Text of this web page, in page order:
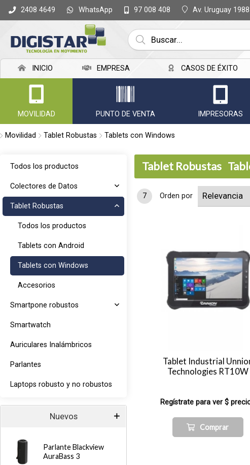
2408 4649 WhatsApp 97 008 408 Av. Uruguay 1988
INICIO EMPRESA CASOS DE ÉXITO
MOVILIDAD PUNTO DE VENTA IMPRESORAS
Movilidad Tablet Robustas Tablets con Windows
Todos los productos
Colectores de Datos
Tablet Robustas
Todos los productos
Tablets con Android
Tablets con Windows
Accesorios
Smartpone robustos
Smartwatch
Auriculares Inalámbricos
Parlantes
Laptops robusto y no robustos
Nuevos
Parlante Blackview
AuraBass 3
Tablet Robustas
7 Orden por
Tablet Industrial
Technologies RT10W
Regístrate para ver $
Comprar